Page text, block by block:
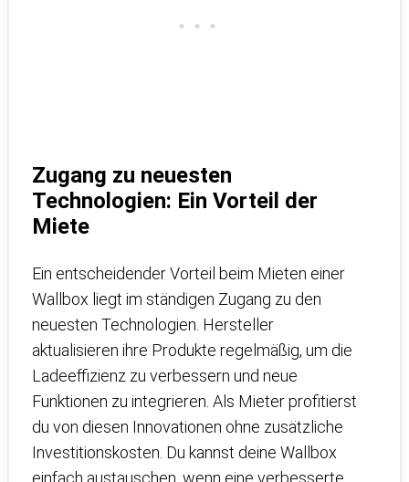
Zugang zu neuesten
Technologien: Ein Vorteil der
Miete
Ein entscheidender Vorteil beim Mieten einer
Wallbox liegt im ständigen Zugang zu den
neuesten Technologien. Hersteller
aktualisieren ihre Produkte regelmäßig, um die
Ladeeffizienz zu verbessern und neue
Funktionen zu integrieren. Als Mieter profitierst
du von diesen Innovationen ohne zusätzliche
Investitionskosten. Du kannst deine Wallbox
einfach austauschen, wenn eine verbesserte